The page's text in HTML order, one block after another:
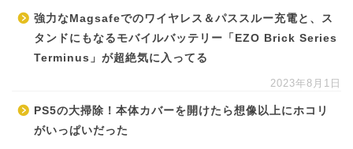
強力なMagsafeでのワイヤレス＆パススルー充電と、ス
タンドにもなるモバイルバッテリー「EZO Brick Series
Terminus」が超絶気に入ってる
2023年8月1日
PS5の大掃除！本体カバーを開けたら想像以上にホコリ
がいっぱいだった